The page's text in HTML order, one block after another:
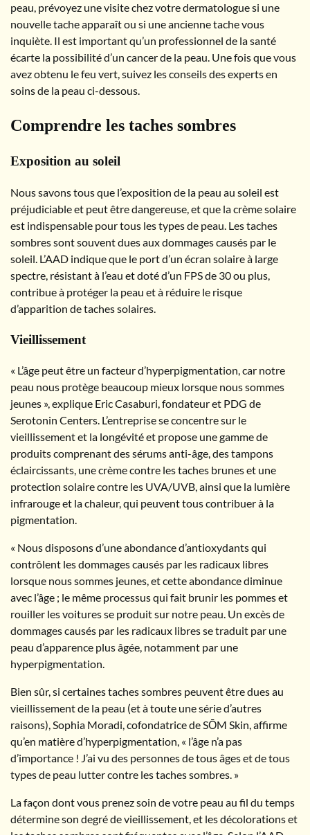
peau, prévoyez une visite chez votre dermatologue si une
nouvelle tache apparaît ou si une ancienne tache vous
inquiète. Il est important qu’un professionnel de la santé
écarte la possibilité d’un cancer de la peau. Une fois que vous
avez obtenu le feu vert, suivez les conseils des experts en
soins de la peau ci-dessous.
Comprendre les taches sombres
Exposition au soleil
Nous savons tous que l’exposition de la peau au soleil est
préjudiciable et peut être dangereuse, et que la crème solaire
est indispensable pour tous les types de peau. Les taches
sombres sont souvent dues aux dommages causés par le
soleil. L’AAD indique que le port d’un écran solaire à large
spectre, résistant à l’eau et doté d’un FPS de 30 ou plus,
contribue à protéger la peau et à réduire le risque
d’apparition de taches solaires.
Vieillissement
« L’âge peut être un facteur d’hyperpigmentation, car notre
peau nous protège beaucoup mieux lorsque nous sommes
jeunes », explique Eric Casaburi, fondateur et PDG de
Serotonin Centers. L’entreprise se concentre sur le
vieillissement et la longévité et propose une gamme de
produits comprenant des sérums anti-âge, des tampons
éclaircissants, une crème contre les taches brunes et une
protection solaire contre les UVA/UVB, ainsi que la lumière
infrarouge et la chaleur, qui peuvent tous contribuer à la
pigmentation.
« Nous disposons d’une abondance d’antioxydants qui
contrôlent les dommages causés par les radicaux libres
lorsque nous sommes jeunes, et cette abondance diminue
avec l’âge ; le même processus qui fait brunir les pommes et
rouiller les voitures se produit sur notre peau. Un excès de
dommages causés par les radicaux libres se traduit par une
peau d’apparence plus âgée, notamment par une
hyperpigmentation.
Bien sûr, si certaines taches sombres peuvent être dues au
vieillissement de la peau (et à toute une série d’autres
raisons), Sophia Moradi, cofondatrice de SŌM Skin, affirme
qu’en matière d’hyperpigmentation, « l’âge n’a pas
d’importance ! J’ai vu des personnes de tous âges et de tous
types de peau lutter contre les taches sombres. »
La façon dont vous prenez soin de votre peau au fil du temps
détermine son degré de vieillissement, et les décolorations et